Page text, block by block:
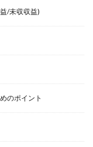
/未収収益)
のポイント